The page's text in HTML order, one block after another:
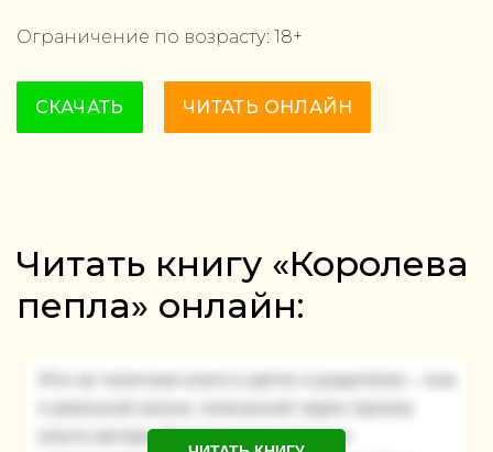
Ограничение по возрасту: 18+
СКАЧАТЬ ЧИТАТЬ ОНЛАЙН
Читать книгу «Королева
пепла» онлайн: